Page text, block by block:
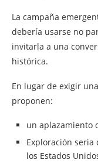
La campaña
debería usarse no
invitarla a una
histórica.
En lugar de exigir
proponen:
un aplazamiento
Exploración
los Estados